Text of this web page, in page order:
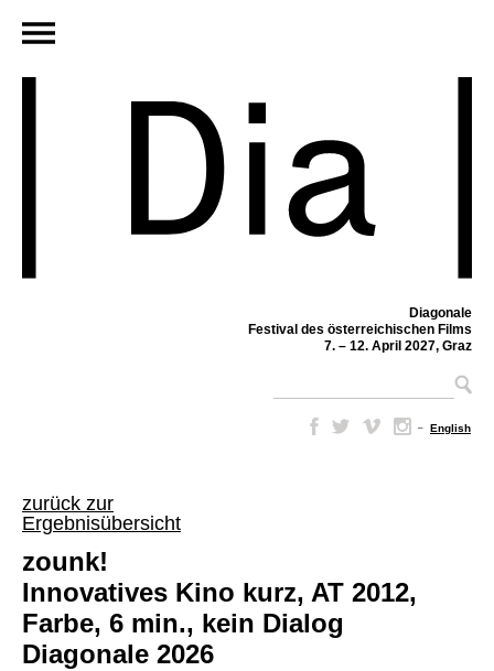
Diagonale
Festival des österreichischen Films
7. – 12. April 2027, Graz
– English
zurück zur
Ergebnisübersicht
zounk!
Innovatives Kino kurz, AT 2012,
Farbe, 6 min., kein Dialog
Diagonale 2026